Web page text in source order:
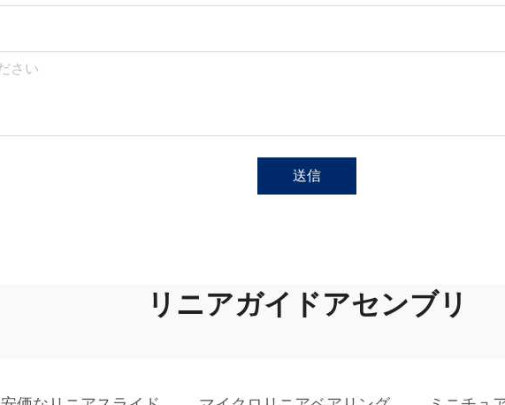
送信
リニアガイドアセンブリ